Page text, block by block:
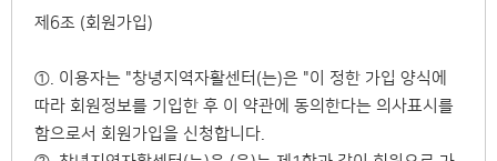
제6조 (회원가입)
①. 이용자는 "창녕지역자활센터(는)은 "이 정한 가입 양식에
따라 회원정보를 기입한 후 이 약관에 동의한다는 의사표시를
함으로서 회원가입을 신청합니다.